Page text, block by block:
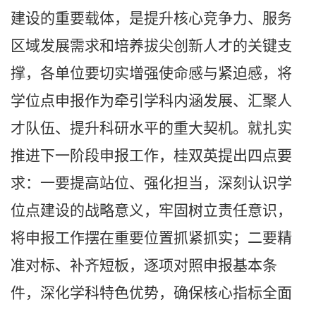
建设的重要载体，是提升核心竞争力、服务
区域发展需求和培养拔尖创新人才的关键支
撑，各单位要切实增强使命感与紧迫感，将
学位点申报作为牵引学科内涵发展、汇聚人
才队伍、提升科研水平的重大契机。就扎实
推进下一阶段申报工作，桂双英提出四点要
求：一要提高站位、强化担当，深刻认识学
位点建设的战略意义，牢固树立责任意识，
将申报工作摆在重要位置抓紧抓实；二要精
准对标、补齐短板，逐项对照申报基本条
件，深化学科特色优势，确保核心指标全面